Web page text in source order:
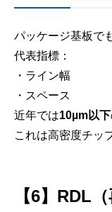
パッケージ基板で
代表指標：
・ライン幅
・スペース
近年では10µm以下
これは高密度チッ
【6】RDL